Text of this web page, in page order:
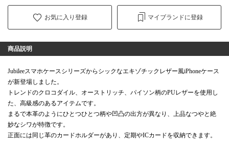
お気に入り登録 マイブランドに登録
商品説明
Jubileeスマホケースシリーズからシックなエキゾチックレザー風iPhoneケース
が新登場しました。
トレンドのクロコダイル、オーストリッチ、パイソン柄のPUレザーを使用し
た、高級感のあるアイテムです。
まるで本革のようにひとつひとつ柄や凹凸の出方が異なり、上品なつやと絶
妙なシワが特徴です。
正面には同じ革のカードホルダーがあり、定期やICカードを収納できます。